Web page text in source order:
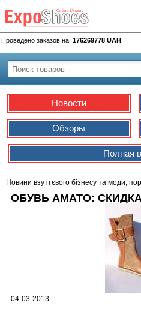
Проведено заказов на: 176269778 UAH
Новости
Обзоры
Полная
Новини взуттєвого бізнесу та моди,
ОБУВЬ AMATO:
04-03-2013